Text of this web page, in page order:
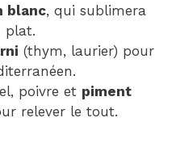
blanc, qui sublimera
plat.
(thym, laurier) pour
poivre et piment
relever le tout.